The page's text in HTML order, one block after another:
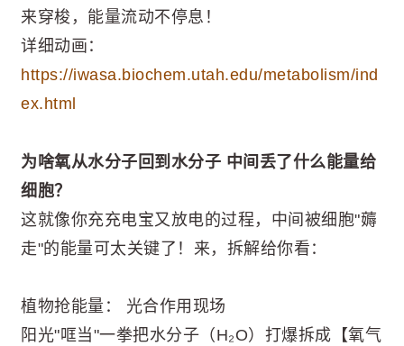
来穿梭，能量流动不停息！
详细动画：
https://iwasa.biochem.utah.edu/metabolism/ind
ex.html
为啥氧从水分子回到水分子 中间丢了什么能量给
细胞？
这就像你充充电宝又放电的过程，中间被细胞"薅
走"的能量可太关键了！来，拆解给你看：
植物抢能量： 光合作用现场
阳光"哐当"一拳把水分子（H₂O）打爆拆成【氧气